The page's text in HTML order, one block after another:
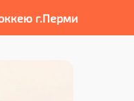
г.Перми